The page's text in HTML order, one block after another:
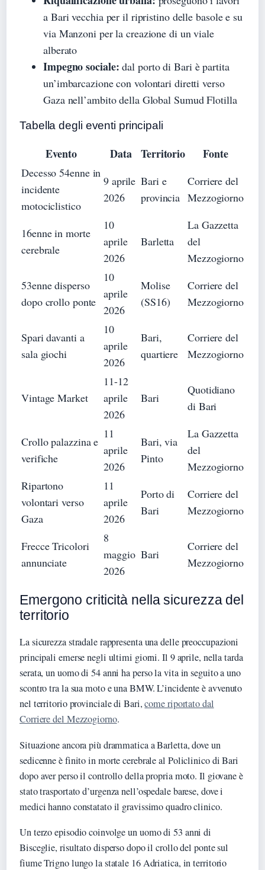
a Bari vecchia per il ripristino delle basole e su
via Manzoni per la creazione di un viale
alberato
Impegno sociale: dal porto di Bari è partita
un’imbarcazione con volontari diretti verso
Gaza nell’ambito della Global Sumud Flotilla
Tabella degli eventi principali
Evento Data Territorio Fonte
Decesso 54enne in
incidente
motociclistico
9 aprile
2026
Bari e
provincia
Corriere del
Mezzogiorno
16enne in morte
cerebrale
10
aprile
2026
Barletta
La Gazzetta
del
Mezzogiorno
53enne disperso
dopo crollo ponte
10
aprile
2026
Molise
(SS16)
Corriere del
Mezzogiorno
Spari davanti a
sala giochi
10
aprile
2026
Bari,
quartiere
Corriere del
Mezzogiorno
Vintage Market
11-12
aprile
2026
Bari
Quotidiano
di Bari
Crollo palazzina e
verifiche
11
aprile
2026
Bari, via
Pinto
La Gazzetta
del
Mezzogiorno
Ripartono
volontari verso
Gaza
11
aprile
2026
Porto di
Bari
Corriere del
Mezzogiorno
Frecce Tricolori
annunciate
8
maggio
2026
Bari
Corriere del
Mezzogiorno
Emergono criticità nella sicurezza del
territorio
La sicurezza stradale rappresenta una delle preoccupazioni
principali emerse negli ultimi giorni. Il 9 aprile, nella tarda
serata, un uomo di 54 anni ha perso la vita in seguito a uno
scontro tra la sua moto e una BMW. L’incidente è avvenuto
nel territorio provinciale di Bari,come riportato dal
Corriere del Mezzogiorno.
Situazione ancora più drammatica a Barletta, dove un
sedicenne è finito in morte cerebrale al Policlinico di Bari
dopo aver perso il controllo della propria moto. Il giovane è
stato trasportato d’urgenza nell’ospedale barese, dove i
medici hanno constatato il gravissimo quadro clinico.
Un terzo episodio coinvolge un uomo di 53 anni di
Bisceglie, risultato disperso dopo il crollo del ponte sul
fiume Trigno lungo la statale 16 Adriatica, in territorio